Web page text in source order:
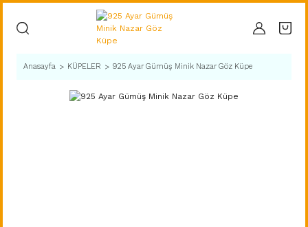
Anasayfa KÜPELER 925 Ayar Gümüş Minik Nazar Göz Küpe